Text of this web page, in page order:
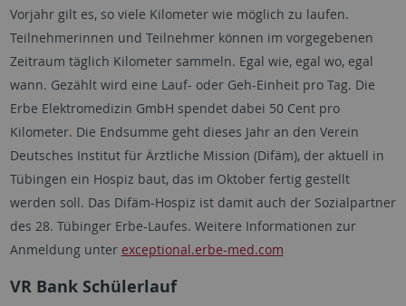
Vorjahr gilt es, so viele Kilometer wie möglich zu laufen.
Teilnehmerinnen und Teilnehmer können im vorgegebenen
Zeitraum täglich Kilometer sammeln. Egal wie, egal wo, egal
wann. Gezählt wird eine Lauf- oder Geh-Einheit pro Tag. Die
Erbe Elektromedizin GmbH spendet dabei 50 Cent pro
Kilometer. Die Endsumme geht dieses Jahr an den Verein
Deutsches Institut für Ärztliche Mission (Difäm), der aktuell in
Tübingen ein Hospiz baut, das im Oktober fertig gestellt
werden soll. Das Difäm-Hospiz ist damit auch der Sozialpartner
des 28. Tübinger Erbe-Laufes. Weitere Informationen zur
Anmeldung unter exceptional.erbe-med.com
VR Bank Schülerlauf